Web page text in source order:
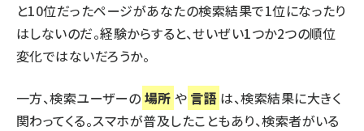
と10位だったページがあなたの検索結果で1位になったり
はしないのだ。経験からすると、せいぜい1つか2つの順位
変化ではないだろうか。
一方、検索ユーザーの 場所 や 言語 は、検索結果に大きく
関わってくる。スマホが普及したこともあり、検索者がいる